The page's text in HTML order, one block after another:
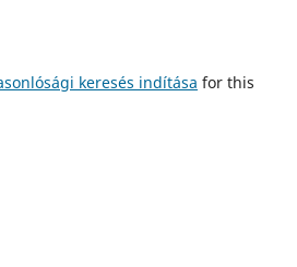
keresés indítása for this